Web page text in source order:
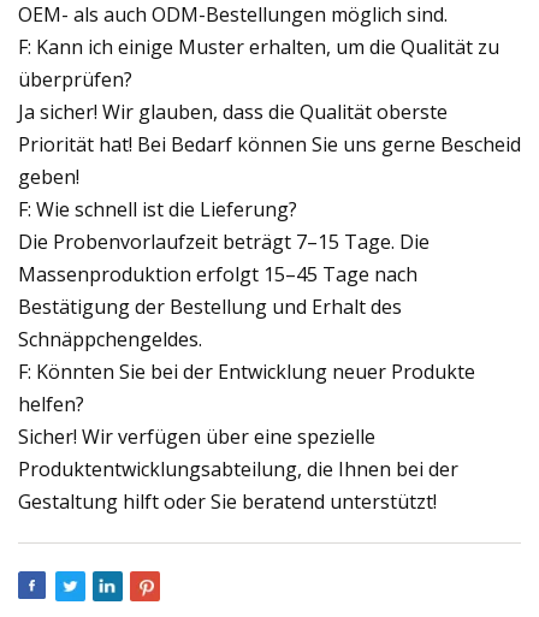
OEM- als auch ODM-Bestellungen möglich sind.
F: Kann ich einige Muster erhalten, um die Qualität zu
überprüfen?
Ja sicher! Wir glauben, dass die Qualität oberste
Priorität hat! Bei Bedarf können Sie uns gerne Bescheid
geben!
F: Wie schnell ist die Lieferung?
Die Probenvorlaufzeit beträgt 7–15 Tage. Die
Massenproduktion erfolgt 15–45 Tage nach
Bestätigung der Bestellung und Erhalt des
Schnäppchengeldes.
F: Könnten Sie bei der Entwicklung neuer Produkte
helfen?
Sicher! Wir verfügen über eine spezielle
Produktentwicklungsabteilung, die Ihnen bei der
Gestaltung hilft oder Sie beratend unterstützt!